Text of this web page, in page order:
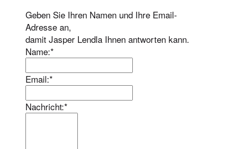
Geben Sie Ihren Namen und Ihre Email-
Adresse an,
damit Jasper Lendla Ihnen antworten kann.
Name:*
Email:*
Nachricht:*